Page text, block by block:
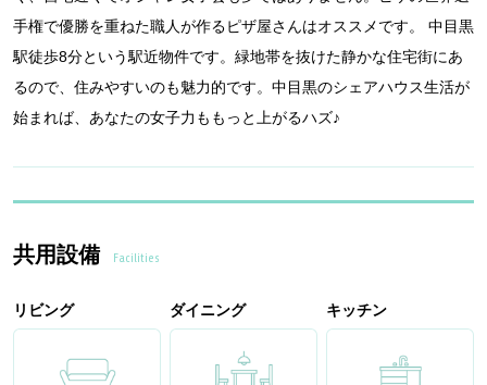
手権で優勝を重ねた職人が作るピザ屋さんはオススメです。 中目黒
駅徒歩8分という駅近物件です。緑地帯を抜けた静かな住宅街にあ
るので、住みやすいのも魅力的です。中目黒のシェアハウス生活が
始まれば、あなたの女子力ももっと上がるハズ♪
共用設備 Facilities
リビング ダイニング キッチン